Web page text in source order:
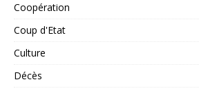
Coopération
Coup d'Etat
Culture
Décès